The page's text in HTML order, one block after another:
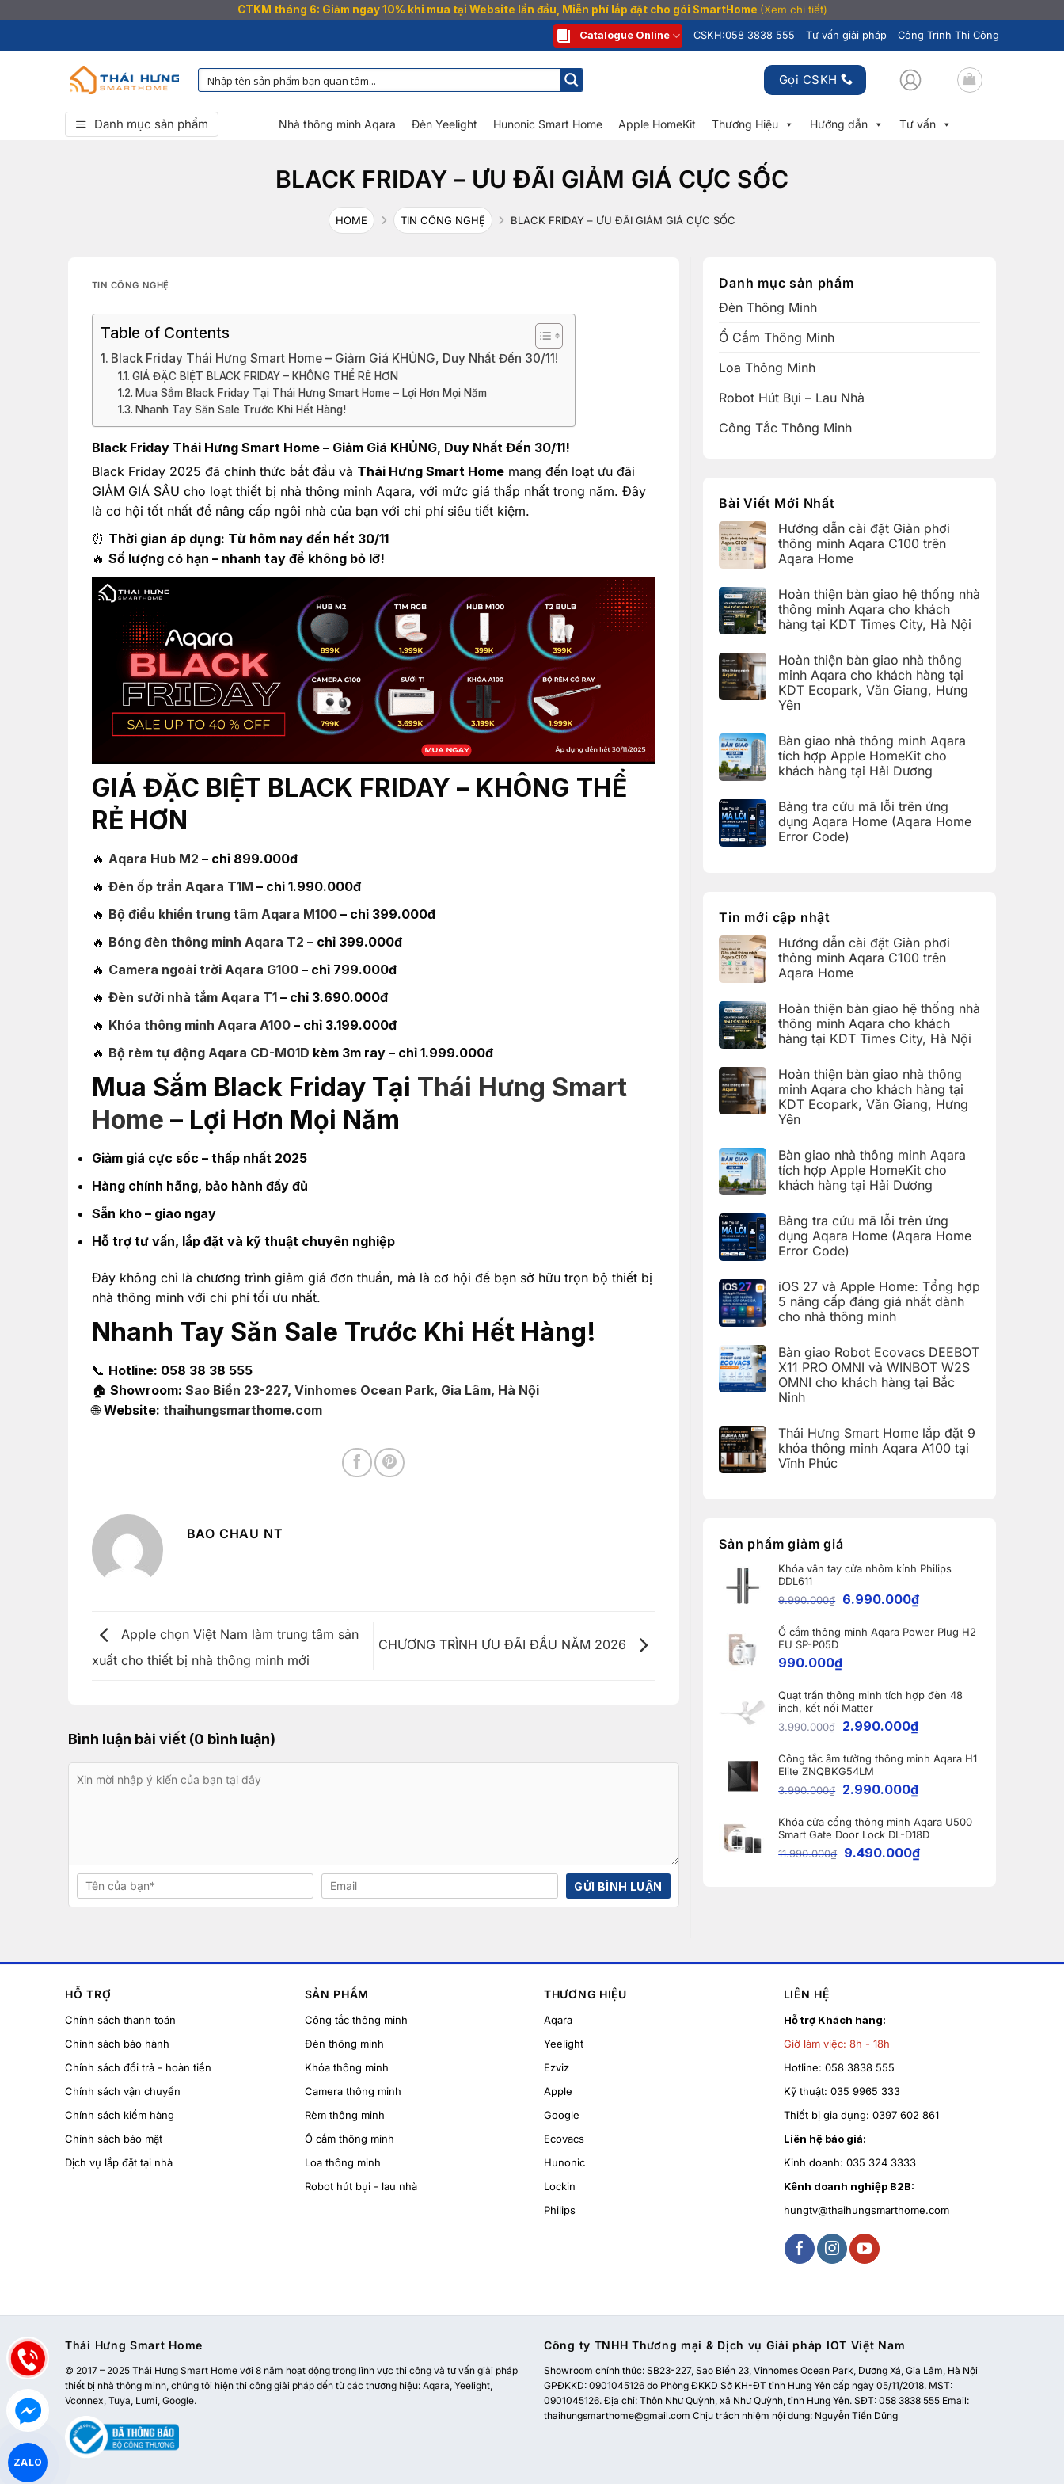
CTKM tháng 6: Giảm ngay 10% khi mua tại Website lần đầu, Miễn phí lắp đặt cho gói SmartHome (Xem chi tiết)
qua
Catalogue Online CSKH:058 3838 555 Tư vấn giải pháp Công Trình Thi Công
Gọi CSKH
Danh mục sản phẩm Nhà thông minh Aqara Đèn Yeelight Hunonic Smart Home Apple HomeKit Thương Hiệu Hướng dẫn Tư vấn
BLACK FRIDAY – ƯU ĐÃI GIẢM GIÁ CỰC SỐC
HOME TIN CÔNG NGHỆ BLACK FRIDAY – ƯU ĐÃI GIẢM GIÁ CỰC SỐC
TIN CÔNG NGHỆ
Table of Contents
Black Friday Thái Hưng Smart Home – Giảm Giá KHỦNG, Duy Nhất Đến 30/11!
GIÁ ĐẶC BIỆT BLACK FRIDAY – KHÔNG THỂ RẺ HƠN
Mua Sắm Black Friday Tại Thái Hưng Smart Home – Lợi Hơn Mọi Năm
Nhanh Tay Săn Sale Trước Khi Hết Hàng!
Black Friday Thái Hưng Smart Home – Giảm Giá KHỦNG, Duy Nhất Đến 30/11!
Black Friday 2025 đã chính thức bắt đầu và Thái Hưng Smart Homemang đến loạt ưu đãi
GIẢM GIÁ SÂU cho loạt thiết bị nhà thông minh Aqara, với mức giá thấp nhất trong năm. Đây
là cơ hội tốt nhất để nâng cấp ngôi nhà của bạn với chi phí siêu tiết kiệm.
⏰ Thời gian áp dụng: Từ hôm nay đến hết 30/11
🔥 Số lượng có hạn – nhanh tay để không bỏ lỡ!
GIÁ ĐẶC BIỆT BLACK FRIDAY – KHÔNG THỂ
RẺ HƠN
🔥 Aqara Hub M2 – chỉ 899.000đ
🔥 Đèn ốp trần Aqara T1M – chỉ 1.990.000đ
🔥 Bộ điều khiển trung tâm Aqara M100– chỉ 399.000đ
🔥 Bóng đèn thông minh Aqara T2 – chỉ 399.000đ
🔥 Camera ngoài trời Aqara G100– chỉ 799.000đ
🔥 Đèn sưởi nhà tắm Aqara T1– chỉ 3.690.000đ
🔥 Khóa thông minh Aqara A100– chỉ 3.199.000đ
🔥 Bộ rèm tự động Aqara CD-M01D kèm 3m ray – chỉ 1.999.000đ
Mua Sắm Black Friday Tại Thái Hưng Smart
Home – Lợi Hơn Mọi Năm
Giảm giá cực sốc – thấp nhất 2025
Hàng chính hãng, bảo hành đầy đủ
Sẵn kho – giao ngay
Hỗ trợ tư vấn, lắp đặt và kỹ thuật chuyên nghiệp
Đây không chỉ là chương trình giảm giá đơn thuần, mà là cơ hội để bạn sở hữu trọn bộ thiết bị
nhà thông minh với chi phí tối ưu nhất.
Nhanh Tay Săn Sale Trước Khi Hết Hàng!
📞 Hotline: 058 38 38 555
🏠 Showroom: Sao Biển 23-227, Vinhomes Ocean Park, Gia Lâm, Hà Nội
🌐Website: thaihungsmarthome.com
BAO CHAU NT
Apple chọn Việt Nam làm trung tâm sản
xuất cho thiết bị nhà thông minh mới
CHƯƠNG TRÌNH ƯU ĐÃI ĐẦU NĂM 2026
Bình luận bài viết (0 bình luận)
Danh mục sản phẩm
Đèn Thông Minh
Ổ Cắm Thông Minh
Loa Thông Minh
Robot Hút Bụi – Lau Nhà
Công Tắc Thông Minh
Bài Viết Mới Nhất
Hướng dẫn cài đặt Giàn phơi
thông minh Aqara C100 trên
Aqara Home
bình
luận
ở
Hướng
đặt
Giàn
phơi
thông
minh
Aqara
Aqara
Home
Hoàn thiện bàn giao hệ thống nhà
thông minh Aqara cho khách
hàng tại KDT Times City, Hà Nội
bình
luận
ở
Hoàn
thiện
bàn
thống
nhà
thông
minh
khách
hàng
tại
KDT
Hoàn thiện bàn giao nhà thông
minh Aqara cho khách hàng tại
KDT Ecopark, Văn Giang, Hưng
Yên
bình
luận
ở
Hoàn
giao
nhà
thông
minh
Aqara
Văn
Giang,
Hưng
Yên
Bàn giao nhà thông minh Aqara
tích hợp Apple HomeKit cho
khách hàng tại Hải Dương
bình
luận
ở
Bàn
hợp
Apple
cho
khách
hàng
tại
Bảng tra cứu mã lỗi trên ứng
dụng Aqara Home (Aqara Home
Error Code)
tra
cứu
lỗi
trên
ứng
dụng
(Aqara
Home
Error
Code)
Tin mới cập nhật
Hướng dẫn cài đặt Giàn phơi
thông minh Aqara C100 trên
Aqara Home
bình
luận
ở
Hướng
đặt
Giàn
phơi
thông
minh
Aqara
Aqara
Home
Hoàn thiện bàn giao hệ thống nhà
thông minh Aqara cho khách
hàng tại KDT Times City, Hà Nội
bình
luận
ở
Hoàn
thiện
bàn
thống
nhà
thông
minh
khách
hàng
tại
KDT
Hà
Nội
Hoàn thiện bàn giao nhà thông
minh Aqara cho khách hàng tại
KDT Ecopark, Văn Giang, Hưng
Yên
bình
luận
ở
Hoàn
giao
nhà
thông
minh
Aqara
khách
hàng
tại
KDT
Ecopark,
Hưng
Yên
Bàn giao nhà thông minh Aqara
tích hợp Apple HomeKit cho
khách hàng tại Hải Dương
bình
luận
ở
Bàn
thông
minh
Aqara
tích
hợp
HomeKit
cho
khách
hàng
tại
Hải
Bảng tra cứu mã lỗi trên ứng
dụng Aqara Home (Aqara Home
Error Code)
bình
luận
ở
Bảng
mã
lỗi
trên
ứng
dụng
Aqara
Home
Error
Code)
iOS 27 và Apple Home: Tổng hợp
5 nâng cấp đáng giá nhất dành
cho nhà thông minh
bình
luận
ở
iOS
27
và
Home:
Tổng
hợp
5
nâng
thông
Bàn giao Robot Ecovacs DEEBOT
X11 PRO OMNI và WINBOT W2S
OMNI cho khách hàng tại Bắc
Ninh
bình
luận
ở
Bàn
OMNI
và
W2S
OMNI
cho
khách
Bắc
Ninh
Thái Hưng Smart Home lắp đặt 9
khóa thông minh Aqara A100 tại
Vĩnh Phúc
Hưng
Smart
lắp
đặt
khóa
minh
Aqara
A100
Vĩnh
Sản phẩm giảm giá
Khóa vân tay cửa nhôm kính Philips
DDL611
9.990.000₫ 6.990.000₫
Ổ cắm thông minh Aqara Power Plug H2
EU SP-P05D
990.000₫
Quạt trần thông minh tích hợp đèn 48
inch, kết nối Matter
3.990.000₫ 2.990.000₫
Công tắc âm tường thông minh Aqara H1
Elite ZNQBKG54LM
3.990.000₫ 2.990.000₫
Khóa cửa cổng thông minh Aqara U500
Smart Gate Door Lock DL-D18D
11.990.000₫ 9.490.000₫
HỖ TRỢ
Chính sách thanh toán
Chính sách bảo hành
Chính sách đổi trả - hoàn tiền
Chính sách vận chuyển
Chính sách kiểm hàng
Chính sách bảo mật
Dịch vụ lắp đặt tại nhà
SẢN PHẨM
Công tắc thông minh
Đèn thông minh
Khóa thông minh
Camera thông minh
Rèm thông minh
Ổ cắm thông minh
Loa thông minh
Robot hút bụi - lau nhà
THƯƠNG HIỆU
Aqara
Yeelight
Ezviz
Apple
Google
Ecovacs
Hunonic
Lockin
Philips
LIÊN HỆ
Hỗ trợ Khách hàng:
Giờ làm việc: 8h - 18h
Hotline: 058 3838 555
Kỹ thuật: 035 9965 333
Thiết bị gia dụng: 0397 602 861
Liên hệ báo giá:
Kinh doanh: 035 324 3333
Kênh doanh nghiệp B2B:
hungtv@thaihungsmarthome.com
Thái Hưng Smart Home
© 2017 – 2025 Thái Hưng Smart Home với 8 năm hoạt động trong lĩnh vực thi công và tư vấn giải pháp
thiết bị nhà thông minh, chúng tôi hiện thi công giải pháp đến từ các thương hiệu: Aqara, Yeelight,
Vconnex, Tuya, Lumi, Google.
Công ty TNHH Thương mại & Dịch vụ Giải pháp IOT Việt Nam
Showroom chính thức: SB23-227, Sao Biển 23, Vinhomes Ocean Park, Dương Xá, Gia Lâm, Hà Nội
GPĐKKD: 0901045126 do Phòng ĐKKD Sở KH-ĐT tỉnh Hưng Yên cấp ngày 05/11/2018. MST:
0901045126. Địa chỉ: Thôn Như Quỳnh, xã Như Quỳnh, tỉnh Hưng Yên. SĐT: 058 3838 555 Email:
thaihungsmarthome@gmail.com Chịu trách nhiệm nội dung: Nguyễn Tiến Dũng
ZALO